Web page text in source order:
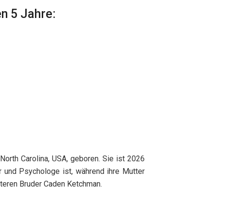
5 Jahre:
Carolina, USA, geboren. Sie ist 2026
Psychologe ist, während ihre Mutter
Bruder Caden Ketchman.